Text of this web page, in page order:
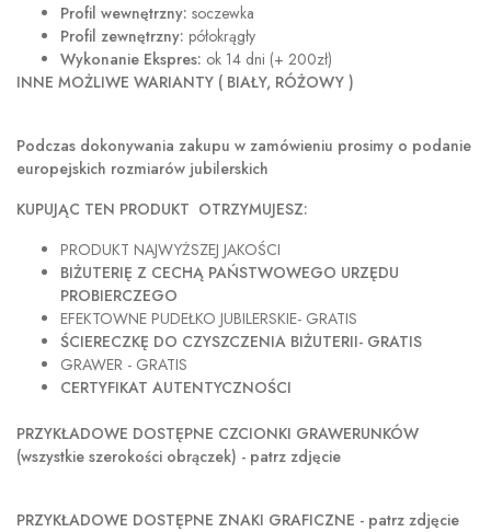
Profil wewnętrzny: soczewka
Profil zewnętrzny: półokrągły
Wykonanie Ekspres: ok 14 dni (+ 200zł)
INNE MOŻLIWE WARIANTY ( BIAŁY, RÓŻOWY )
Podczas dokonywania zakupu w zamówieniu prosimy o podanie
europejskich rozmiarów jubilerskich
KUPUJĄC TEN PRODUKT OTRZYMUJESZ:
PRODUKT NAJWYŻSZEJ JAKOŚCI
BIŻUTERIĘ Z CECHĄ PAŃSTWOWEGO URZĘDU
PROBIERCZEGO
EFEKTOWNE PUDEŁKO JUBILERSKIE- GRATIS
ŚCIERECZKĘ DO CZYSZCZENIA BIŻUTERII- GRATIS
GRAWER - GRATIS
CERTYFIKAT AUTENTYCZNOŚCI
PRZYKŁADOWE DOSTĘPNE CZCIONKI GRAWERUNKÓW
(wszystkie szerokości obrączek) - patrz zdjęcie
PRZYKŁADOWE DOSTĘPNE ZNAKI GRAFICZNE - patrz zdjęcie